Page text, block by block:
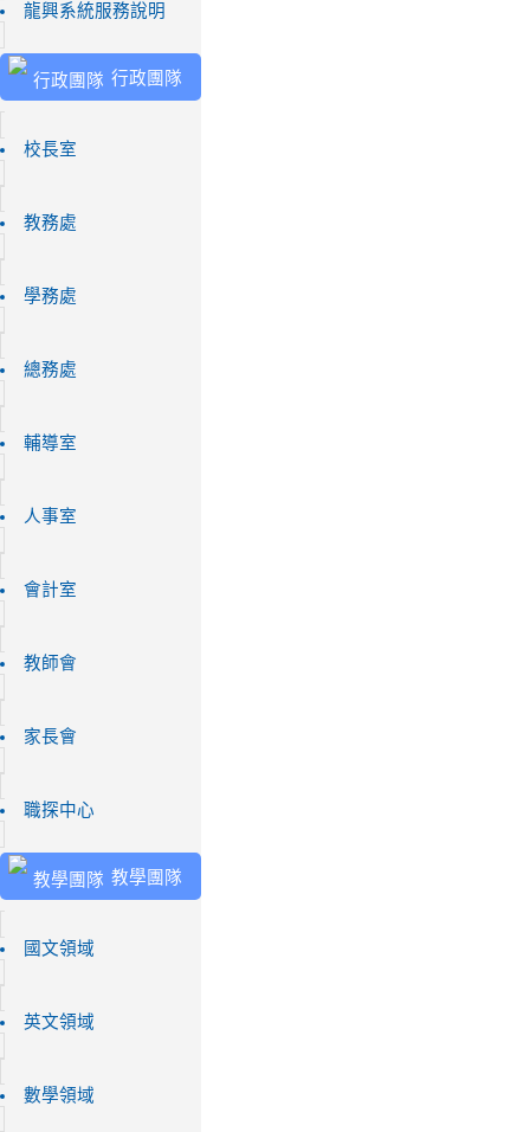
龍興系統服務說明
行政團隊
校長室
教務處
學務處
總務處
輔導室
人事室
會計室
教師會
家長會
職探中心
教學團隊
國文領域
英文領域
數學領域